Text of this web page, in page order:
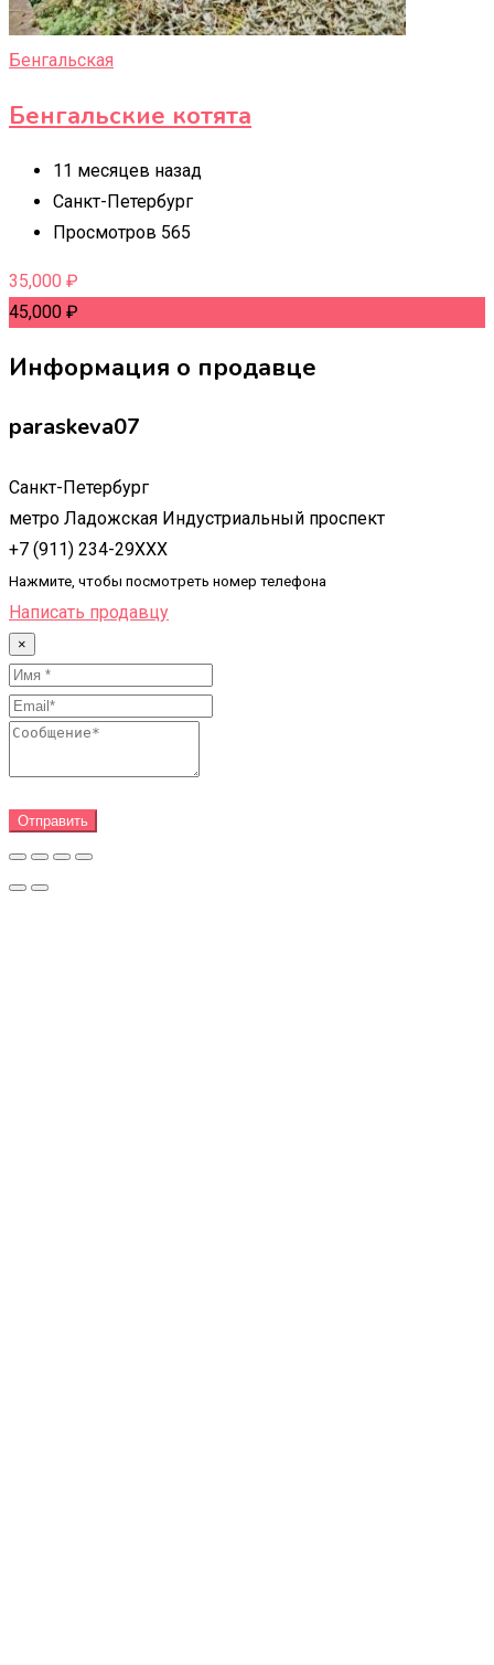
Бенгальская
Бенгальские котята
11 месяцев назад
Санкт-Петербург
Просмотров 565
35,000 ₽
45,000 ₽
Информация о продавце
paraskeva07
Санкт-Петербург
метро Ладожская Индустриальный проспект
+7 (911) 234-29XXX
Нажмите, чтобы посмотреть номер телефона
Написать продавцу
×
Отправить